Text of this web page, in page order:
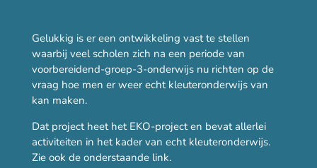
Gelukkig is er een ontwikkeling vast te stellen
waarbij veel scholen zich na een periode van
voorbereidend-groep-3-onderwijs nu richten op de
vraag hoe men er weer echt kleuteronderwijs van
kan maken.
Dat project heet het EKO-project en bevat allerlei
activiteiten in het kader van echt kleuteronderwijs.
Zie ook de onderstaande link.